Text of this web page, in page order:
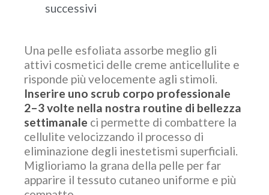
successivi
Una pelle esfoliata assorbe meglio gli
attivi cosmetici delle creme anticellulite e
risponde più velocemente agli stimoli.
Inserire uno scrub corpo professionale
2–3 volte nella nostra routine di bellezza
settimanale ci permette di combattere la
cellulite velocizzando il processo di
eliminazione degli inestetismi superficiali.
Miglioriamo la grana della pelle per far
apparire il tessuto cutaneo uniforme e più